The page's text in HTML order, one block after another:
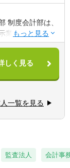
業務の経験（目
、メールや会話
ーションがとれ
会計業務経験
開示業務経験
への参画経験
制度会計部は、
業務を担うとと
動を適切に「数
る役割を担って
ケミカルの制度
ます。
に留まらず、新
方針の検討、事
じて、グループ
上の課題解決に
しく見る
一覧を見る
監査法人 会計事